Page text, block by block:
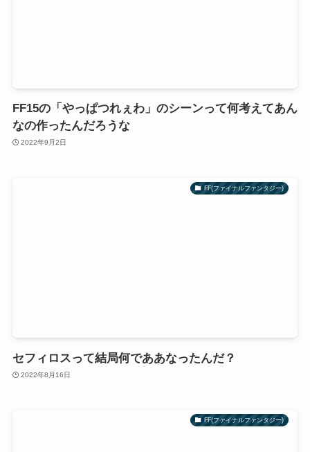
FF15の「やっぱつれぇわ」のシーンって何考えてあん
なの作ったんだろうな
2022年9月2日
FF(ファイナルファンタジー)
セフィロスって結局何でああなったんだ？
2022年8月16日
FF(ファイナルファンタジー)